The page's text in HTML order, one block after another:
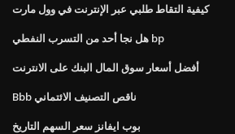
كيفية التقاط طلبي عبر الإنترنت في وول مارت
هل نجا أحد من التسرب النفطي bp
أفضل أسعار سوق المال البنك على الانترنت
Bbb ناقص التصنيف الائتماني
بوب ايفانز سعر السهم التاريخ